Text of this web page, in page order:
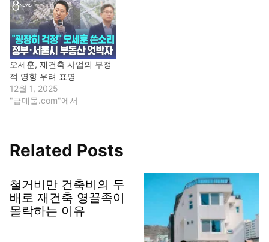
오세훈, 재건축 사업의 부정
적 영향 우려 표명
12월 1, 2025
"급매물.com"에서
Related Posts
철거비만 건축비의 두
배로 재건축 영끌족이
몰락하는 이유